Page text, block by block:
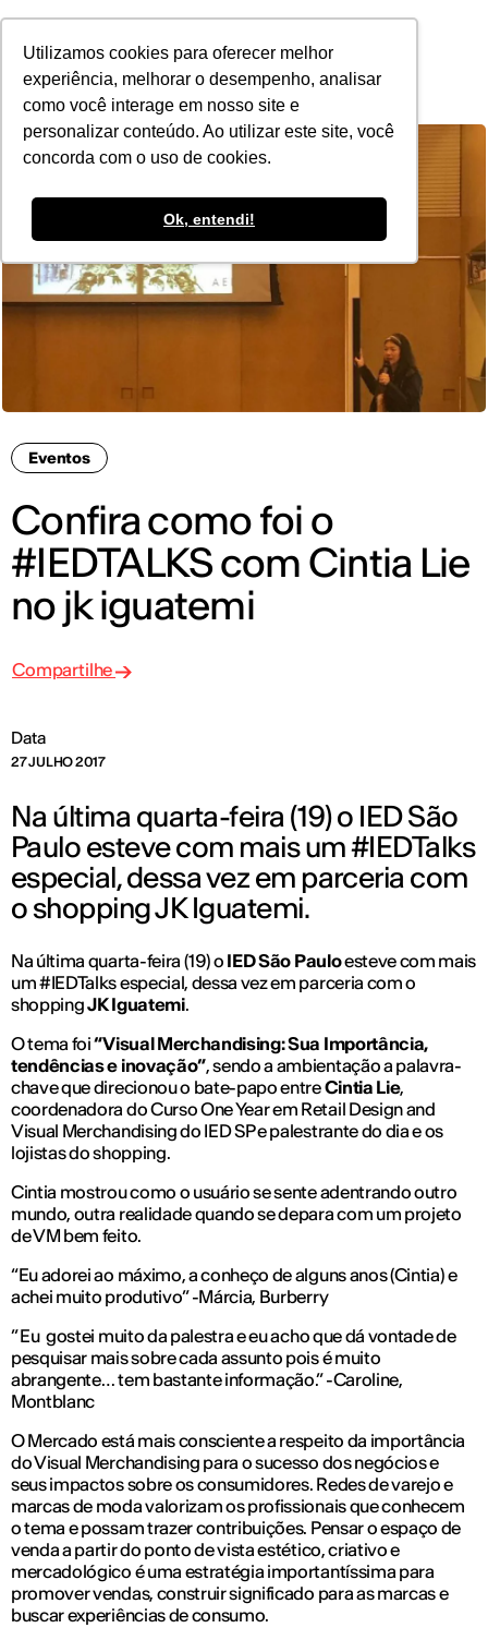
Utilizamos cookies para oferecer melhor
experiência, melhorar o desempenho, analisar
como você interage em nosso site e
personalizar conteúdo. Ao utilizar este site, você
concorda com o uso de cookies.
Ok, entendi!
POR
Eventos
Confira como foi o
#IEDTALKS com Cintia Lie
no jk iguatemi
Data
27 JULHO 2017
Compartilhe
Na última quarta-feira (19) o IED São
Paulo esteve com mais um #IEDTalks
especial, dessa vez em parceria com
o shopping JK Iguatemi.
Na última quarta-feira (19) o IED São Pauloesteve com mais
um #IEDTalks especial, dessa vez em parceria com o
shoppingJK Iguatemi.
O tema foi“Visual Merchandising: Sua Importância,
tendências e inovação”, sendo a ambientação a palavra-
chave que direcionou o bate-papo entreCintia Lie,
coordenadora do Curso One Year em Retail Design and
Visual Merchandising do IED SP e palestrante do dia e os
lojistas do shopping.
Cintia mostrou como o usuário se sente adentrando outro
mundo, outra realidade quando se depara com um projeto
de VM bem feito.
“Eu adorei ao máximo, a conheço de alguns anos (Cintia) e
achei muito produtivo” -Márcia, Burberry
” Eu gostei muito da palestra e eu acho que dá vontade de
pesquisar mais sobre cada assunto pois é muito
abrangente… tem bastante informação.” -Caroline,
Montblanc
O Mercado está mais consciente a respeito da importância
do Visual Merchandising para o sucesso dos negócios e
seus impactos sobre os consumidores. Redes de varejo e
marcas de moda valorizam os profissionais que conhecem
o tema e possam trazer contribuições. Pensar o espaço de
venda a partir do ponto de vista estético, criativo e
mercadológico é uma estratégia importantíssima para
promover vendas, construir significado para as marcas e
buscar experiências de consumo.